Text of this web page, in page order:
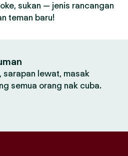
sukan — jenis rancangan
teman baru!
sarapan lewat, masak
semua orang nak cuba.